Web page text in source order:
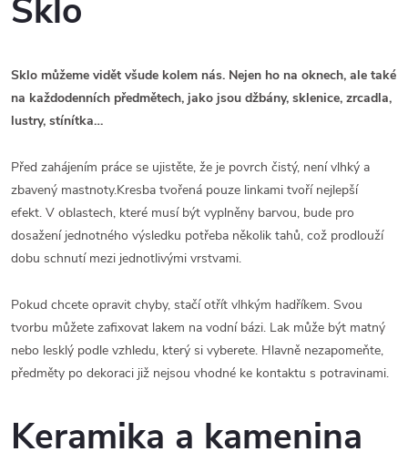
Sklo
Sklo můžeme vidět všude kolem nás. Nejen ho na oknech, ale také
na každodenních předmětech, jako jsou džbány, sklenice, zrcadla,
lustry, stínítka…
Před zahájením práce se ujistěte, že je povrch čistý, není vlhký a
zbavený mastnoty.Kresba tvořená pouze linkami tvoří nejlepší
efekt. V oblastech, které musí být vyplněny barvou, bude pro
dosažení jednotného výsledku potřeba několik tahů, což prodlouží
dobu schnutí mezi jednotlivými vrstvami.
Pokud chcete opravit chyby, stačí otřít vlhkým hadříkem. Svou
tvorbu můžete zafixovat lakem na vodní bázi. Lak může být matný
nebo lesklý podle vzhledu, který si vyberete. Hlavně nezapomeňte,
předměty po dekoraci již nejsou vhodné ke kontaktu s potravinami.
Keramika a kamenina